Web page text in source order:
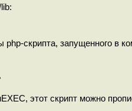
скрипта, запущенного в
этот скрипт можно